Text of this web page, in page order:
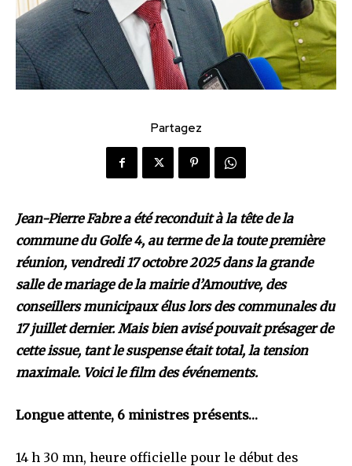
Partagez
Jean-Pierre Fabre a été reconduit à la tête de la
commune du Golfe 4, au terme de la toute première
réunion, vendredi 17 octobre 2025 dans la grande
salle de mariage de la mairie d’Amoutive, des
conseillers municipaux élus lors des communales du
17 juillet dernier. Mais bien avisé pouvait présager de
cette issue, tant le suspense était total, la tension
maximale. Voici le film des événements.
Longue attente, 6 ministres présents…
14 h 30 mn, heure officielle pour le début des